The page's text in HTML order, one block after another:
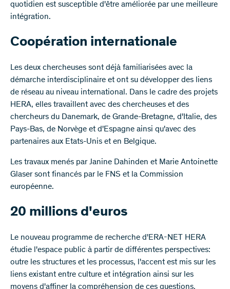
quotidien est susceptible d'être améliorée par une meilleure
intégration.
Coopération intern​​ationale
Les deux chercheuses sont déjà familiarisées avec la
démarche interdisciplinaire et ont su développer des liens
de réseau au niveau international. Dans le cadre des projets
HERA, elles travaillent avec des chercheuses et des
chercheurs du Danemark, de Grande-Bretagne, d'Italie, des
Pays-Bas, de Norvège et d'Espagne ainsi qu'avec des
partenaires aux Etats-Unis et en Belgique.
Les travaux menés par Janine Dahinden et Marie Antoinette
Glaser sont financés par le FNS et la Commission
européenne.
20 millions d'euros
Le nouveau programme de recherche d'ERA-NET HERA
étudie l'espace public à partir de différentes perspectives:
outre les structures et les processus, l'accent est mis sur les
liens existant entre culture et intégration ainsi sur les
moyens d'affiner la compréhension de ces questions.